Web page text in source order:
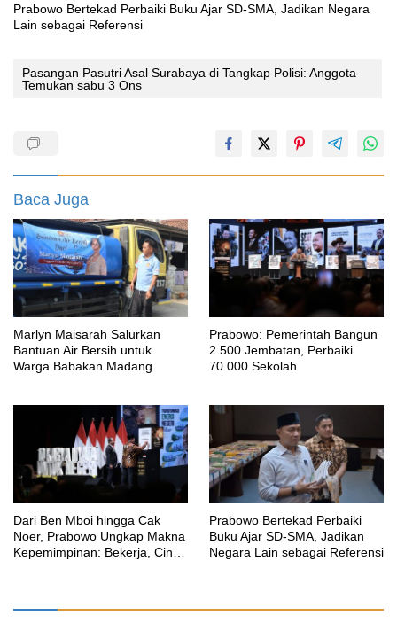
Prabowo Bertekad Perbaiki Buku Ajar SD-SMA, Jadikan Negara
Lain sebagai Referensi
Pasangan Pasutri Asal Surabaya di Tangkap Polisi: Anggota
Temukan sabu 3 Ons
Baca Juga
Marlyn Maisarah Salurkan
Bantuan Air Bersih untuk
Warga Babakan Madang
Prabowo: Pemerintah Bangun
2.500 Jembatan, Perbaiki
70.000 Sekolah
Dari Ben Mboi hingga Cak
Noer, Prabowo Ungkap Makna
Kepemimpinan: Bekerja, Cintai
Prabowo Bertekad Perbaiki
Buku Ajar SD-SMA, Jadikan
Negara Lain sebagai Referensi